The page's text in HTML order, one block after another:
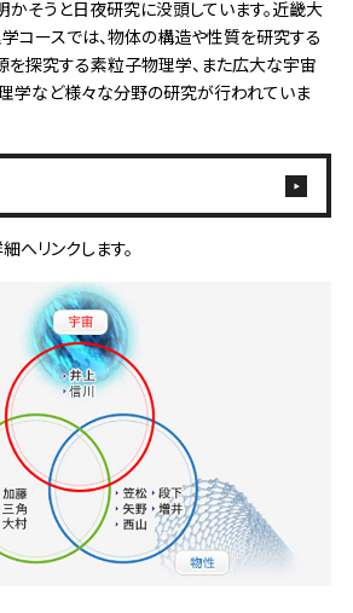
かそうと日夜研究に没頭しています。近畿大
コースでは、物体の構造や性質を研究する
を探究する素粒子物理学、また広大な宇宙
学など様々な分野の研究が行われていま
へリンクします。